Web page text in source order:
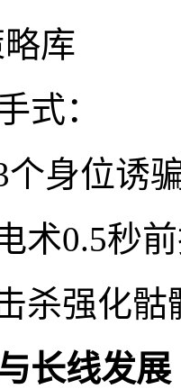
库
式：
个身位诱
术0.5秒
杀强化
长线发展